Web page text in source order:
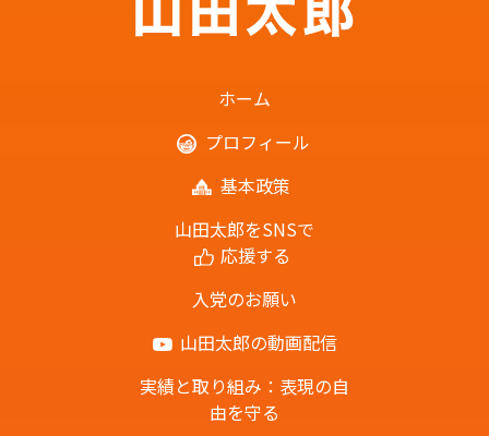
ホーム
プロフィール
基本政策
山田太郎をSNSで
応援する
入党のお願い
山田太郎の動画配信
実績と取り組み：表現の自
由を守る